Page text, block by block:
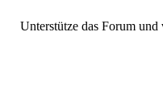
Unterstütze das Forum